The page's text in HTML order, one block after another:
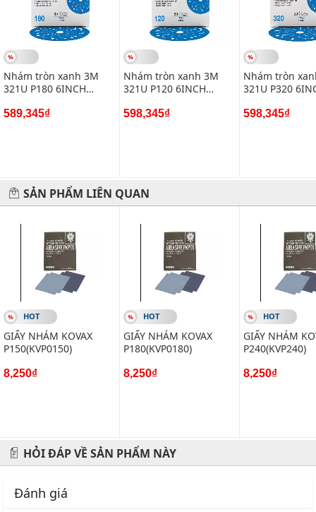
Nhám tròn xanh 3M
321U P180 6INCH
589,345₫
Nhám tròn xanh 3M
321U P120 6INCH
598,345₫
Nhám tròn
321U P320
598,345₫
SẢN PHẨM LIÊN QUAN
HOT
GIẤY NHÁM KOVAX
P150(KVP0150)
8,250₫
HOT
GIẤY NHÁM KOVAX
P180(KVP0180)
8,250₫
HOT
GIẤY NHÁM
P240(KVP240)
8,250₫
HỎI ĐÁP VỀ SẢN PHẨM NÀY
Đánh giá